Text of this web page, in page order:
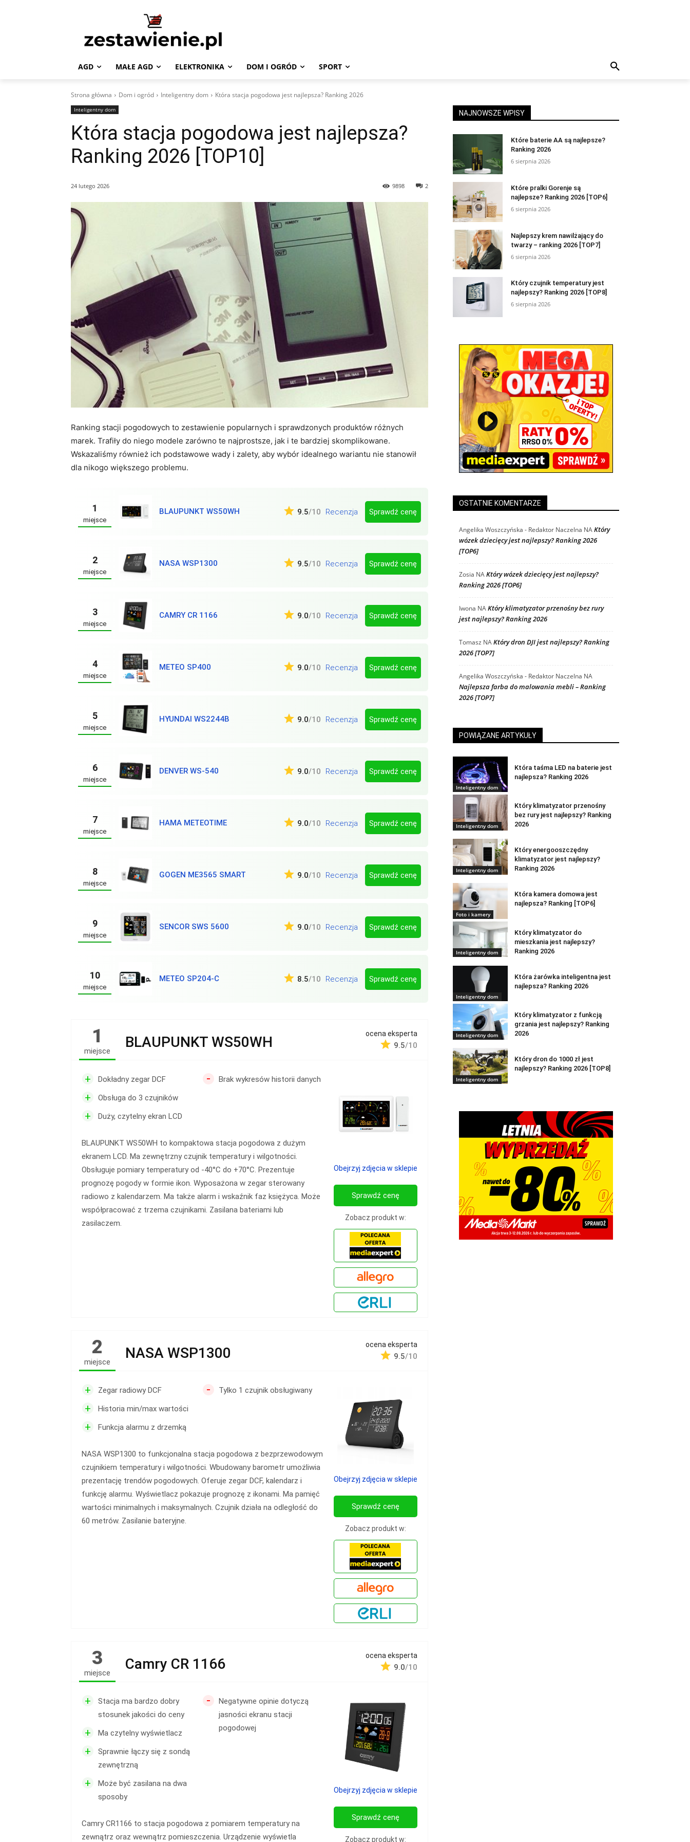
AGD MAŁE AGD ELEKTRONIKA DOM I OGRÓD SPORT
Strona główna Dom i ogród Inteligentny dom Która stacja pogodowa jest najlepsza? Ranking 2026
Inteligentny dom
Która stacja pogodowa jest najlepsza?
Ranking 2026 [TOP10]
24 lutego 2026 2
9898
Ranking stacji pogodowych to zestawienie popularnych i sprawdzonych produktów różnych
marek. Trafiły do niego modele zarówno te najprostsze, jak i te bardziej skomplikowane.
Wskazaliśmy również ich podstawowe wady i zalety, aby wybór idealnego wariantu nie stanowił
dla nikogo większego problemu.
1
miejsce
BLAUPUNKT WS50WH 9.5/10 Recenzja Sprawdź cenę
2
miejsce
NASA WSP1300 9.5/10 Recenzja Sprawdź cenę
3
miejsce
CAMRY CR 1166 9.0/10 Recenzja Sprawdź cenę
4
miejsce
METEO SP400 9.0/10 Recenzja Sprawdź cenę
5
miejsce
HYUNDAI WS2244B 9.0/10 Recenzja Sprawdź cenę
6
miejsce
DENVER WS-540 9.0/10 Recenzja Sprawdź cenę
7
miejsce
HAMA METEOTIME 9.0/10 Recenzja Sprawdź cenę
8
miejsce
GOGEN ME3565 SMART 9.0/10 Recenzja Sprawdź cenę
9
miejsce
SENCOR SWS 5600 9.0/10 Recenzja Sprawdź cenę
10
miejsce
METEO SP204-C 8.5/10 Recenzja Sprawdź cenę
1
miejsce
BLAUPUNKT WS50WH ocena eksperta
9.5/10
+ Dokładny zegar DCF
+ Obsługa do 3 czujników
+ Duży, czytelny ekran LCD
- Brak wykresów historii danych
BLAUPUNKT WS50WH to kompaktowa stacja pogodowa z dużym
ekranem LCD. Ma zewnętrzny czujnik temperatury i wilgotności.
Obsługuje pomiary temperatury od -40°C do +70°C. Prezentuje
prognozę pogody w formie ikon. Wyposażona w zegar sterowany
radiowo z kalendarzem. Ma także alarm i wskaźnik faz księżyca. Może
współpracować z trzema czujnikami. Zasilana bateriami lub
zasilaczem.
Obejrzyj zdjęcia w sklepie
Sprawdź cenę
Zobacz produkt w:
2
miejsce
NASA WSP1300 ocena eksperta
9.5/10
+ Zegar radiowy DCF
+ Historia min/max wartości
+ Funkcja alarmu z drzemką
- Tylko 1 czujnik obsługiwany
NASA WSP1300 to funkcjonalna stacja pogodowa z bezprzewodowym
czujnikiem temperatury i wilgotności. Wbudowany barometr umożliwia
prezentację trendów pogodowych. Oferuje zegar DCF, kalendarz i
funkcję alarmu. Wyświetlacz pokazuje prognozę z ikonami. Ma pamięć
wartości minimalnych i maksymalnych. Czujnik działa na odległość do
60 metrów. Zasilanie bateryjne.
Obejrzyj zdjęcia w sklepie
Sprawdź cenę
Zobacz produkt w:
3
miejsce
Camry CR 1166 ocena eksperta
9.0/10
+
Stacja ma bardzo dobry
stosunek jakości do ceny
+ Ma czytelny wyświetlacz
+
Sprawnie łączy się z sondą
zewnętrzną
+
Może być zasilana na dwa
sposoby
-
Negatywne opinie dotyczą
jasności ekranu stacji
pogodowej
Camry CR1166 to stacja pogodowa z pomiarem temperatury na
zewnątrz oraz wewnątrz pomieszczenia. Urządzenie wyświetla
Obejrzyj zdjęcia w sklepie
Sprawdź cenę
Zobacz produkt w:
NAJNOWSZE WPISY
Które baterie AA są najlepsze?
Ranking 2026
6 sierpnia 2026
Które pralki Gorenje są
najlepsze? Ranking 2026 [TOP6]
6 sierpnia 2026
Najlepszy krem nawilżający do
twarzy – ranking 2026 [TOP7]
6 sierpnia 2026
Który czujnik temperatury jest
najlepszy? Ranking 2026 [TOP8]
6 sierpnia 2026
OSTATNIE KOMENTARZE
Angelika Woszczyńska - Redaktor Naczelna NAKtóry
wózek dziecięcy jest najlepszy? Ranking 2026
[TOP6]
Zosia NAKtóry wózek dziecięcy jest najlepszy?
Ranking 2026 [TOP6]
Iwona NAKtóry klimatyzator przenośny bez rury
jest najlepszy? Ranking 2026
Tomasz NAKtóry dron DJI jest najlepszy? Ranking
2026 [TOP7]
Angelika Woszczyńska - Redaktor Naczelna NA
Najlepsza farba do malowania mebli – Ranking
2026 [TOP7]
POWIĄZANE ARTYKUŁY
Inteligentny dom
Która taśma LED na baterie jest
najlepsza? Ranking 2026
Inteligentny dom
Który klimatyzator przenośny
bez rury jest najlepszy? Ranking
2026
Inteligentny dom
Który energooszczędny
klimatyzator jest najlepszy?
Ranking 2026
Foto i kamery
Która kamera domowa jest
najlepsza? Ranking [TOP6]
Inteligentny dom
Który klimatyzator do
mieszkania jest najlepszy?
Ranking 2026
Inteligentny dom
Która żarówka inteligentna jest
najlepsza? Ranking 2026
Inteligentny dom
Który klimatyzator z funkcją
grzania jest najlepszy? Ranking
2026
Inteligentny dom
Który dron do 1000 zł jest
najlepszy? Ranking 2026 [TOP8]